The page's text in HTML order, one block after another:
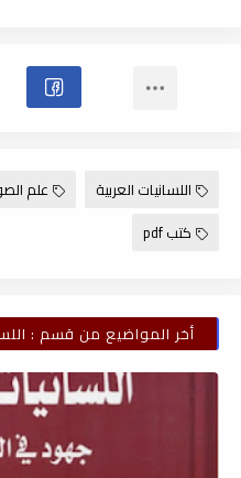
اللسانيات العربية علم
كتب pdf
أخر المواضيع من قسم :